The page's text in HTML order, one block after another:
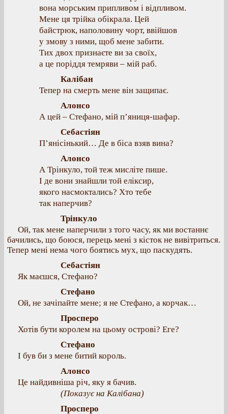
вона морським припливом і відпливом.
Мене ця трійка обікрала. Цей
байстрюк, наполовину чорт, ввійшов
у змову з ними, щоб мене забити.
Тих двох признаєте ви за своїх,
а це поріддя темряви – мій раб.
Калібан
Тепер на смерть мене він защипає.
Алонсо
А цей – Стефано, мій п’яниця-шафар.
Себастіян
П’янісінький… Де в біса взяв вина?
Алонсо
А Трінкуло, той теж мисліте пише.
І де вони знайшли той еліксир,
якого насмоктались? Хто тебе
так наперчив?
Трінкуло
Ой, так мене наперчили з того часу, як ми востаннє
бачились, що боюся, перець мені з кісток не вивітриться.
Тепер мені нема чого боятись мух, що паскудять.
Себастіян
Як маєшся, Стефано?
Стефано
Ой, не зачіпайте мене; я не Стефано, а корчак…
Просперо
Хотів бути королем на цьому острові? Еге?
Стефано
І був би з мене битий король.
Алонсо
Це найдивніша річ, яку я бачив.
(Показує на Калібана)
Просперо